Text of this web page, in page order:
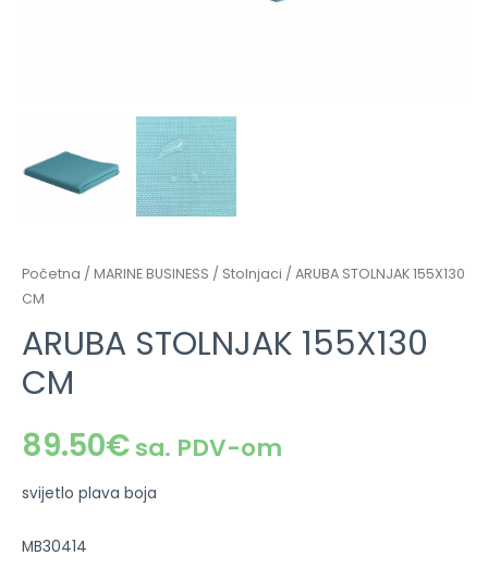
Početna / MARINE BUSINESS / Stolnjaci / ARUBA STOLNJAK 155X130
CM
ARUBA STOLNJAK 155X130
CM
89.50€sa. PDV-om
svijetlo plava boja
MB30414